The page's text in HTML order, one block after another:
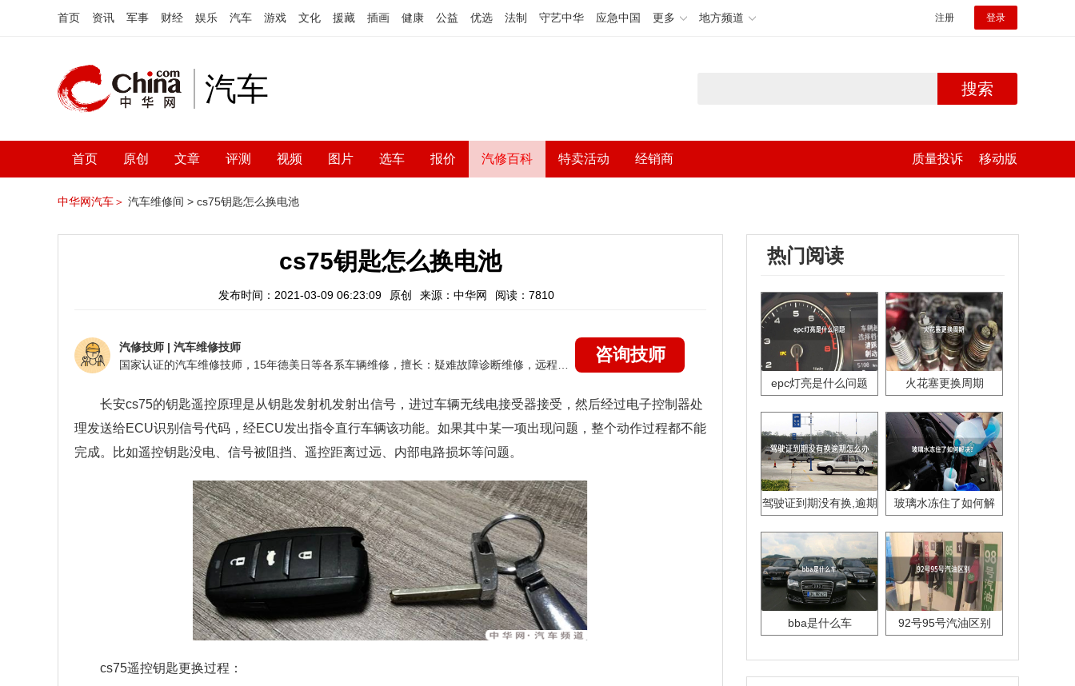
首页 资讯 军事 财经 娱乐 汽车 游戏 文化 援藏 插画 健康 公益 优选 法制 守艺中华 应急中国 更多 地方频道 注册 登录
汽车 搜索
首页 原创 文章 评测 视频 图片 选车 报价 汽修百科 特卖活动 经销商 质量投诉 移动版
中华网汽车＞ 汽车维修间 > cs75钥匙怎么换电池
cs75钥匙怎么换电池
发布时间：2021-03-09 06:23:09 原创 来源：中华网 阅读：7810
汽修技师 | 汽车维修技师
咨询技师
长安cs75的钥匙遥控原理是从钥匙发射机发射出信号，进过车辆无线电接受器接受，然后经过电子控制器处
理发送给ECU识别信号代码，经ECU发出指令直行车辆该功能。如果其中某一项出现问题，整个动作过程都不能
完成。比如遥控钥匙没电、信号被阻挡、遥控距离过远、内部电路损坏等问题。
cs75遥控钥匙更换过程：
热门阅读
epc灯亮是什么问题 火花塞更换周期
驾驶证到期没有换,逾期
玻璃水冻住了如何解
bba是什么车 92号95号汽油区别